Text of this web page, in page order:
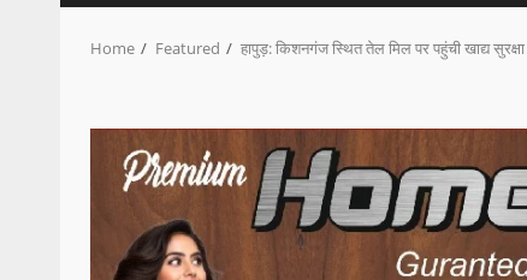
Home Featured हापुड़: किशनगंज स्थित तेल मिल पर पहुंची खाद्य सुरक्षा